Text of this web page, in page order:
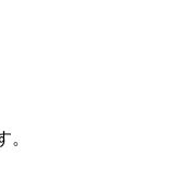
。